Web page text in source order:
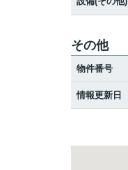
その他
物件番号
情報更新日